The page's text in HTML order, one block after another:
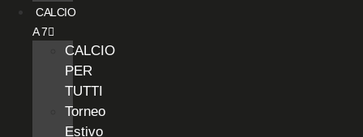
CALCIO
A 7
CALCIO
PER
TUTTI
Torneo
Estivo